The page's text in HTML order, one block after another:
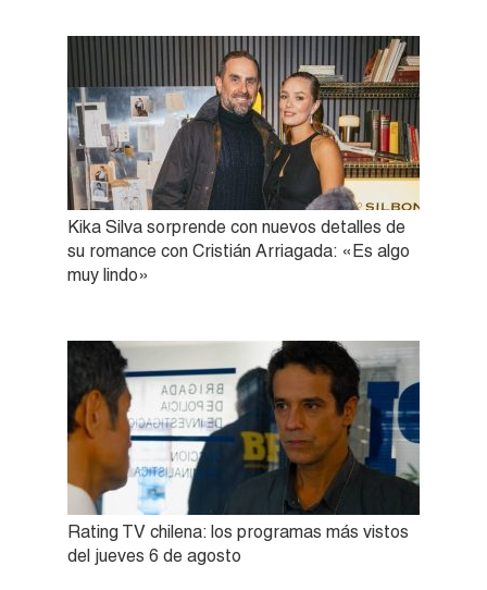
Kika Silva sorprende con nuevos detalles de
su romance con Cristián Arriagada: «Es algo
muy lindo»
Rating TV chilena: los programas más vistos
del jueves 6 de agosto